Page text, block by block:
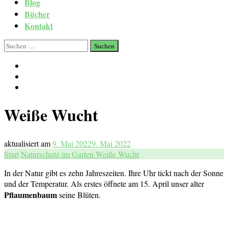
Bücher
Kontakt
Suchen
nach:
Weiße Wucht
aktualisiert am9. Mai 20229. Mai 2022
StartNaturschutz im Garten Weiße Wucht
In der Natur gibt es zehn Jahreszeiten. Ihre Uhr tickt nach der Sonne
und der Temperatur. Als erstes öffnete am 15. April unser alter
Pflaumenbaumseine Blüten.